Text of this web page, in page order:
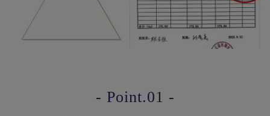
- Point.01 -